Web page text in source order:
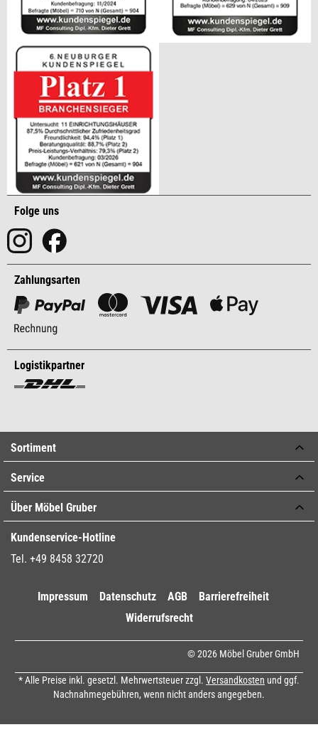
Folge uns
Zahlungsarten
Logistikpartner
Sortiment
Service
Über Möbel Gruber
Kundenservice-Hotline
Tel. +49 8458 32720
Impressum Datenschutz AGB
Barrierefreiheit
Widerrufsrecht
© 2026 Möbel Gruber GmbH
* Alle Preise inkl. gesetzl. Mehrwertsteuer zzgl. Versandkosten und ggf.
Nachnahmegebühren, wenn nicht anders angegeben.